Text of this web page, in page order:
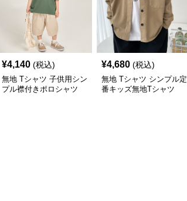
¥4,140 (税込)
無地 Tシャツ 子供用シン
プル襟付きポロシャツ
¥4,680 (税込)
無地 Tシャツ シンプル定
番キッズ無地Tシャツ